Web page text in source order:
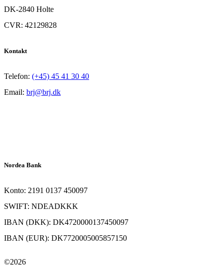
DK-2840 Holte
CVR: 42129828
Kontakt
Telefon: (+45) 45 41 30 40
Email: brj@brj.dk
Nordea Bank
Konto: 2191 0137 450097
SWIFT: NDEADKKK
IBAN (DKK): DK4720000137450097
IBAN (EUR): DK7720005005857150
©2026